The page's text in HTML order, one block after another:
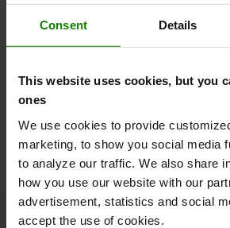
Consent Details
This website uses cookies, but you
ones
We use cookies to provide
marketing, to show you social media
to analyze our traffic. We also share
how you use our website with our
advertisement, statistics and social
accept the use of cookies.
Fandt du dette
eller kontakt
BÆREDYGTIGHEDSTILGANG